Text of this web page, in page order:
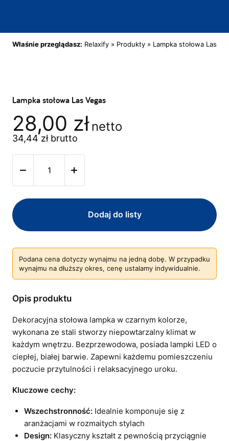
Właśnie przeglądasz: Relaxify » Produkty » Lampka stołowa Las
Lampka stołowa Las Vegas
28,00 zł netto
34,44złbrutto
Dodaj do listy
Podana cena dotyczy wynajmu na jedną dobę. W przypadku
wynajmu na dłuższy okres, cenę ustalamy indywidualnie.
Opis produktu
Dekoracyjna stołowa lampka w czarnym kolorze,
wykonana ze stali stworzy niepowtarzalny klimat w
każdym wnętrzu. Bezprzewodowa, posiada lampki LED o
ciepłej, białej barwie. Zapewni każdemu pomieszczeniu
poczucie przytulności i relaksacyjnego uroku.
Kluczowe cechy:
Wszechstronność:Idealnie komponuje się z
aranżacjami w rozmaitych stylach
Design: Klasyczny kształt z pewnością przyciągnie